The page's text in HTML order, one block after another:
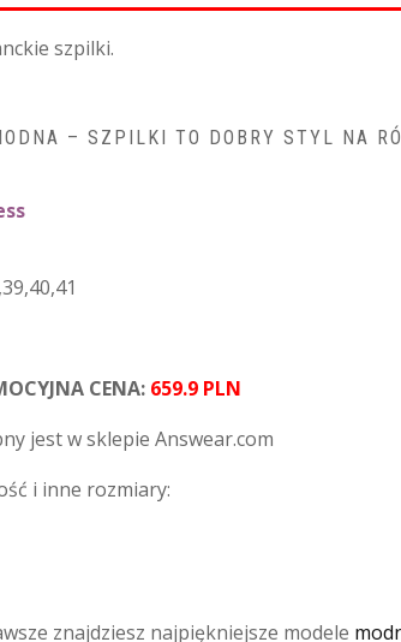
szpilki.
– SZPILKI TO DOBRY STYL NA
CENA: 659.9 PLN
jest w sklepie Answear.com
i inne rozmiary:
znajdziesz najpiękniejsze modele